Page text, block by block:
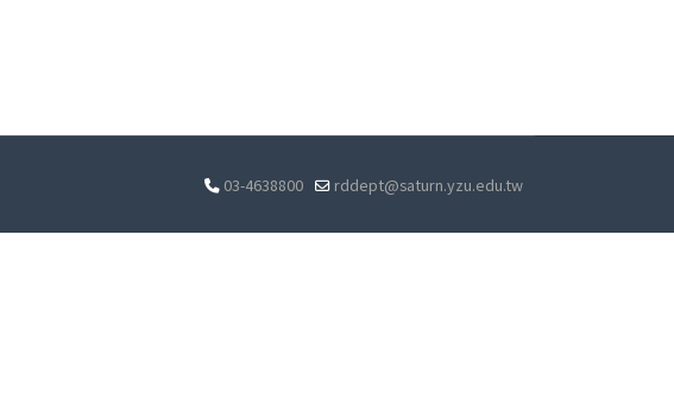
03-4638800 rddept@saturn.yzu.edu.tw